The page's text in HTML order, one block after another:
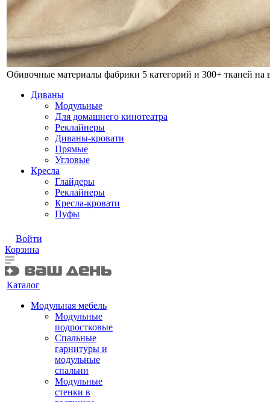
Обивочные материалы фабрики 5 категорий и 300+ тканей на
Диваны
Модульные
Для домашнего кинотеатра
Реклайнеры
Диваны-кровати
Прямые
Угловые
Кресла
Глайдеры
Реклайнеры
Кресла-кровати
Пуфы
Войти
Корзина
Каталог
Модульная мебель
Модульные
подростковые
Спальные
гарнитуры и
модульные
спальни
Модульные
стенки в